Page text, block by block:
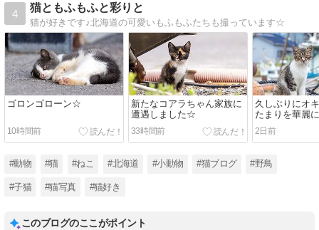
4
猫ともふもふと彩りと
猫が好きです♪北海道の可愛いもふもふたちも撮っています☆
ゴロンゴローン☆
10時間前
新たなコアラちゃん家族に
遭遇しました☆
33時間前
久しぶりにオ
たまりを華麗
2日前
#動物 #猫 #ねこ #北海道 #小動物 #猫ブログ #野鳥
#子猫 #猫写真 #猫好き
このブログのここがポイント